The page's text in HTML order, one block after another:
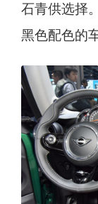
石青供选择
黑色配色的